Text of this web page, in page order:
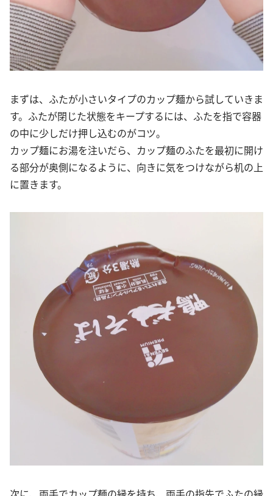
まずは、ふたが小さいタイプのカップ麺から試していきま
す。ふたが閉じた状態をキープするには、ふたを指で容器
の中に少しだけ押し込むのがコツ。
カップ麺にお湯を注いだら、カップ麺のふたを最初に開け
る部分が奥側になるように、向きに気をつけながら机の上
に置きます。